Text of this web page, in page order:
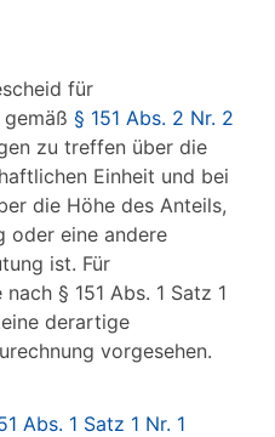
für
§ 151 Abs. 2 Nr. 2
zu treffen über die
Einheit und bei
die Höhe des Anteils,
oder eine andere
ist. Für
§ 151 Abs. 1 Satz 1
derartige
vorgesehen.
Abs. 1 Satz 1 Nr. 1